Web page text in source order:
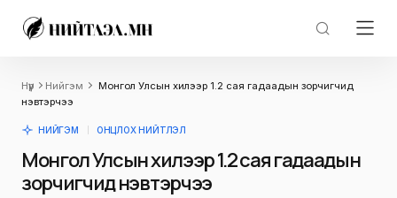
Нүүр Нийгэм
Монгол Улсын хилээр 1.2 сая гадаадын зорчигчид
нэвтэрчээ
НИЙГЭМ ОНЦЛОХ НИЙТЛЭЛ
Монгол Улсын хилээр 1.2 сая гадаадын
зорчигчид нэвтэрчээ